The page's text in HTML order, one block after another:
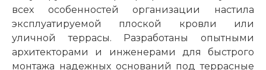
всех особенностей организации настила
эксплуатируемой плоской кровли или
уличной террасы. Разработаны опытными
архитекторами и инженерами для быстрого
монтажа надежных оснований под террасные